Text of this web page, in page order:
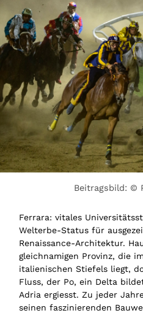
Beitragsbild: ©
Ferrara: vitales
Welterbe-Status für
Renaissance-Architektur.
gleichnamigen Provinz, die
italienischen Stiefels liegt,
Fluss, der Po, ein Delta
Adria ergiesst. Zu jeder
seinen faszinierenden